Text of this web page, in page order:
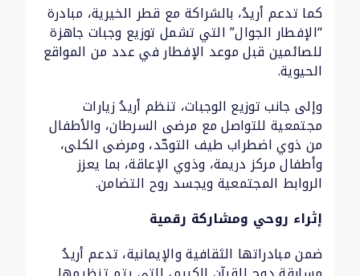
كما تدعم أريدُ، بالشراكة مع قطر الخيرية، مبادرة
“الإفطار الجوال” التي تشمل توزيع وجبات جاهزة
للصائمين قبل موعد الإفطار في عدد من المواقع
الحيوية.
وإلى جانب توزيع الوجبات، تنظم أريدُ زيارات
مجتمعية للتواصل مع مرضى السرطان، والأطفال
من ذوي اضطراب طيف التوحّد، ومرضى الكلى،
وأطفال مركز دريمة، وذوي الإعاقة، بما يعزز
الروابط المجتمعية ويجسد روح التضامن.
إثراء روحي ومشاركة رقمية
ضمن مبادراتها الثقافية والإيمانية، تدعم أريدُ